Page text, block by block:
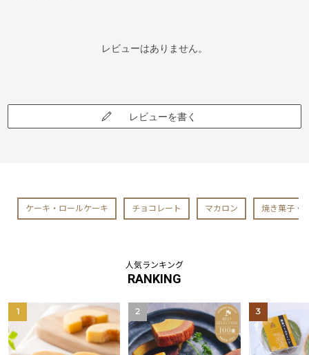
レビューはありません。
レビューを書く
ケーキ・ロールケーキ チョコレート マカロン 焼き菓子・
人気ランキング
RANKING
1 2 3